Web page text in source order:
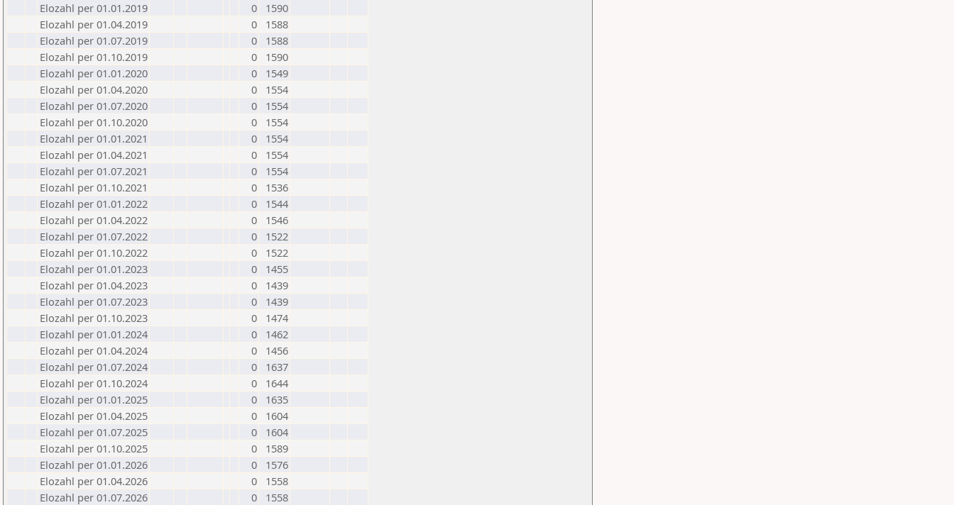
Elozahl per 01.01.2019
0
1590
Elozahl per 01.04.2019
0
1588
Elozahl per 01.07.2019
0
1588
Elozahl per 01.10.2019
0
1590
Elozahl per 01.01.2020
0
1549
Elozahl per 01.04.2020
0
1554
Elozahl per 01.07.2020
0
1554
Elozahl per 01.10.2020
0
1554
Elozahl per 01.01.2021
0
1554
Elozahl per 01.04.2021
0
1554
Elozahl per 01.07.2021
0
1554
Elozahl per 01.10.2021
0
1536
Elozahl per 01.01.2022
0
1544
Elozahl per 01.04.2022
0
1546
Elozahl per 01.07.2022
0
1522
Elozahl per 01.10.2022
0
1522
Elozahl per 01.01.2023
0
1455
Elozahl per 01.04.2023
0
1439
Elozahl per 01.07.2023
0
1439
Elozahl per 01.10.2023
0
1474
Elozahl per 01.01.2024
0
1462
Elozahl per 01.04.2024
0
1456
Elozahl per 01.07.2024
0
1637
Elozahl per 01.10.2024
0
1644
Elozahl per 01.01.2025
0
1635
Elozahl per 01.04.2025
0
1604
Elozahl per 01.07.2025
0
1604
Elozahl per 01.10.2025
0
1589
Elozahl per 01.01.2026
0
1576
Elozahl per 01.04.2026
0
1558
Elozahl per 01.07.2026
0 1558